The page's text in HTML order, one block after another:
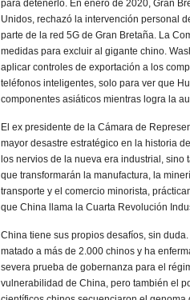
para detenerlo. En enero de 2020, Gran
Unidos, rechazó la intervención personal
parte de la red 5G de Gran Bretaña. La
medidas para excluir al gigante chino.
aplicar controles de exportación a los
teléfonos inteligentes, solo para ver que
componentes asiáticos mientras logra la
El ex presidente de la Cámara de
mayor desastre estratégico en la historia
los nervios de la nueva era industrial,
que transformarán la manufactura, la
transporte y el comercio minorista,
que China llama la Cuarta Revolución
China tiene sus propios desafíos, sin
matado a más de 2.000 chinos y ha
severa prueba de gobernanza para el
vulnerabilidad de China, pero también el